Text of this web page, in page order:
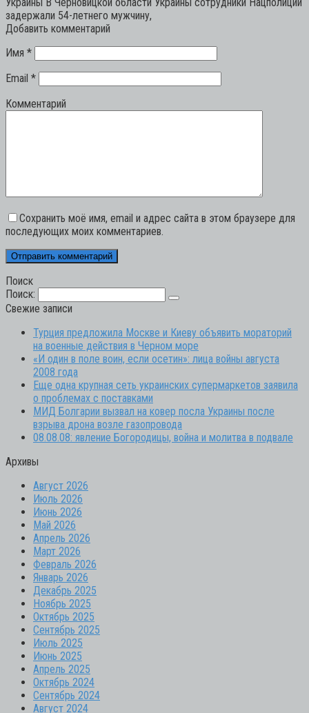
задержали 54-летнего мужчину,
Добавить комментарий
Имя *
Email *
Комментарий
Сохранить моё имя, email и адрес сайта в этом браузере для
последующих моих комментариев.
Поиск
Поиск:
Свежие записи
Турция предложила Москве и Киеву объявить мораторий
на военные действия в Черном море
«И один в поле воин, если осетин»: лица войны августа
2008 года
Еще одна крупная сеть украинских супермаркетов заявила
о проблемах с поставками
МИД Болгарии вызвал на ковер посла Украины после
взрыва дрона возле газопровода
08.08.08: явление Богородицы, война и молитва в подвале
Архивы
Август 2026
Июль 2026
Июнь 2026
Май 2026
Апрель 2026
Март 2026
Февраль 2026
Январь 2026
Декабрь 2025
Ноябрь 2025
Октябрь 2025
Сентябрь 2025
Июль 2025
Июнь 2025
Апрель 2025
Октябрь 2024
Сентябрь 2024
Август 2024